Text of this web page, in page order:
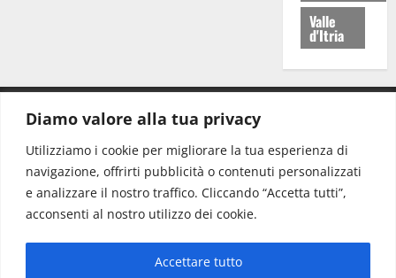
Diamo valore alla tua privacy
Utilizziamo i cookie per migliorare la tua esperienza di
navigazione, offrirti pubblicità o contenuti personalizzati
e analizzare il nostro traffico. Cliccando “Accetta tutti”,
acconsenti al nostro utilizzo dei cookie.
Accettare tutto
Valle
d'Itria
Redazione: redazione@www.martinasera.it
Direttore:direttore@www.martinasera.it
Info & Commerciale:info@www.martinasera.it